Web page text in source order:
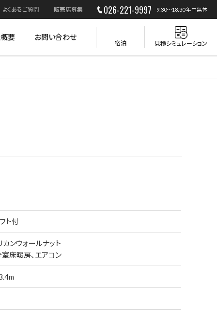
よくあるご質問 販売店募集 026-221-9997 9:30～18:30 年中無休
要 お問い合わせ
宿泊 見積シミュレーション
ト付
カンウォールナット
室床暖房、エアコン